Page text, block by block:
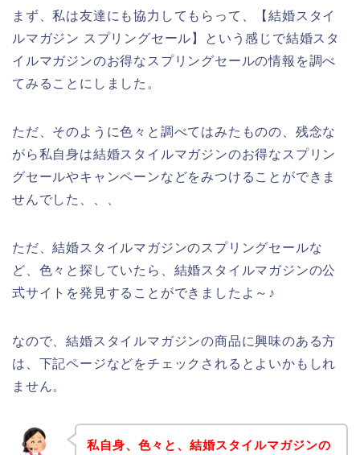
まず、私は友達にも協力してもらって、【結婚スタイ
ルマガジン スプリングセール】という感じで結婚スタ
イルマガジンのお得なスプリングセールの情報を調べ
てみることにしました。
ただ、そのように色々と調べてはみたものの、残念な
がら私自身は結婚スタイルマガジンのお得なスプリン
グセールやキャンペーンなどをみつけることができま
せんでした、、、
ただ、結婚スタイルマガジンのスプリングセールな
ど、色々と探していたら、結婚スタイルマガジンの公
式サイトを発見することができましたよ～♪
なので、結婚スタイルマガジンの商品に興味のある方
は、下記ページなどをチェックされるとよいかもしれ
ません。
私自身、色々と、結婚スタイルマガジンの